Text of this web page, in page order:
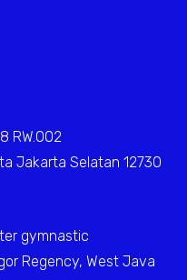
RW.002
Jakarta Selatan 12730
gymnastic
Regency, West Java